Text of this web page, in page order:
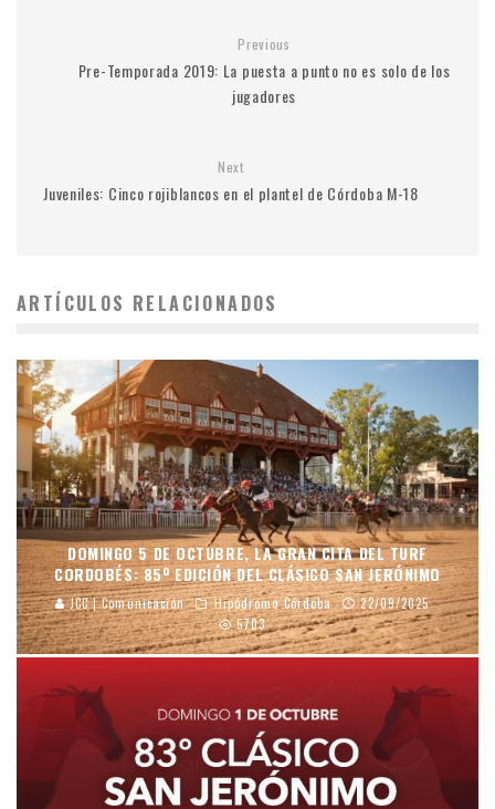
Previous
Pre-Temporada 2019: La puesta a punto no es solo de los
jugadores
Next
Juveniles: Cinco rojiblancos en el plantel de Córdoba M-18
ARTÍCULOS RELACIONADOS
DOMINGO 5 DE OCTUBRE, LA GRAN CITA DEL TURF
CORDOBÉS: 85º EDICIÓN DEL CLÁSICO SAN JERÓNIMO
JCC | Comunicación Hipódromo Córdoba
22/09/2025
5703